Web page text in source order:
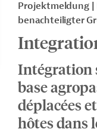
Projektmeldung
benachteiligter
Intégration
base
déplacées
hôtes dans